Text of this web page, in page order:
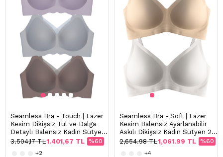
Seamless Bra - Touch | Lazer
Kesim Dikişsiz Tül ve Dalga
Detaylı Balensiz Kadın Sütyen
3'lü Paket-2
%60
1.401,67 TL
3.504,17 TL
+2
Seamless Bra - Soft | Lazer
Kesim Balensiz Ayarlanabilir
Askılı Dikişsiz Kadın Sütyen 2'li
Paket-5
%60
1,061.99 TL
2,654.98 TL
+4